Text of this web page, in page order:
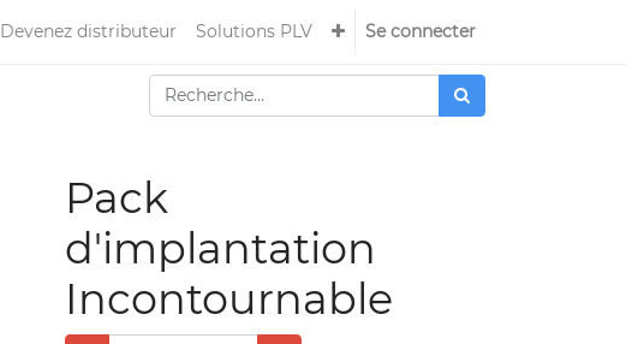
Devenez distributeur Solutions PLV Se connecter
Pack
d'implantation
Incontournable